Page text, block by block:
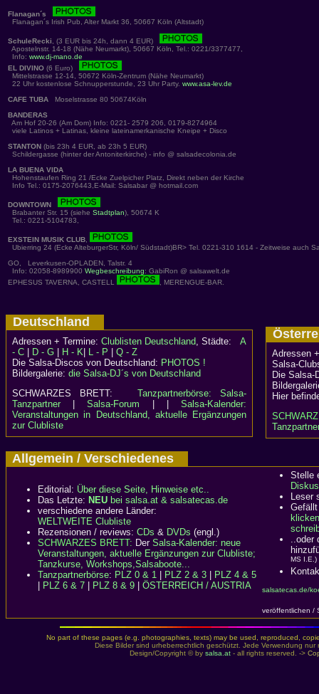
Flanagan´s
Flanagan´s Irish Pub, Alter Markt 36, 50667 Köln (Altstadt)
SchuleRecki, (3 EUR bis 24h, dann 4 EUR)
Apostelnstr. 14-18 (Nähe Neumarkt), 50667 Köln, Tel.: 0221/3377477,
Info: www.dj-mano.de
EL DIVINO (6 Euro)
Mittelstrasse 12-14, 50672 Köln-Zentrum (Nähe Neumarkt)
22 Uhr kostenlose Schnupperstunde, 23 Uhr Party. www.asa-lev.de
CAFE TUBA Moselstrasse 80 50674Köln
BANDERAS
Am Hof 20-26 (Am Dom) Info: 0221- 2579 206, 0179-8274964
viele Latinos + Latinas, kleine lateinamerkanische Kneipe + Disco
STANTON (bis 23h 4 EUR, ab 23h 5 EUR)
Schildergasse (hinter der Antoniterkirche) - info @ salsadecolonia.de
LA BUENA VIDA
Hohenstaufen Ring 21 /Ecke Zuelpicher Platz, Direkt neben der Kirche
Info Tel.: 0175-2076443,E-Mail: Salsabar @ hotmail.com
DOWNTOWN
Brabanter Str. 15 (siehe Stadtplan), 50674 K
Tel.: 0221-5104783,
EXSTEIN MUSIK CLUB,
Ubierring 24 (Ecke AlteburgerStr, Köln/ Südstadt)BR> Tel. 0221-310 1614 - Zeitweise auch
GO, Leverkusen-OPLADEN, Talstr. 4
Info: 02058-8989900 Wegbeschreibung: GabiRon @ salsawelt.de
EPHESUS TAVERNA, CASTELL
, MERENGUE-BAR.
Deutschland
Adressen + Termine: Clublisten Deutschland, Städte: A
- C
D - G H - K L - P
Q - Z
Die Salsa-Discos von Deutschland: PHOTOS !
Bildergalerie: die Salsa-DJ´s von Deutschland
SCHWARZES BRETT:Tanzpartnerbörse: Salsa-
Tanzpartner|Salsa-Forum | |Salsa-Kalender:
Veranstaltungen in Deutschland, aktuelle Ergänzungen
zur Clubliste
Adressen
Salsa-
Die
Hier
Allgemein / Verschiedenes
Editorial: Über diese Seite, Hinweise etc..
Das Letzte: NEU bei salsa.at & salsatecas.de
verschiedene andere Länder:
WELTWEITE Clubliste
Rezensionen / reviews: CDs & DVDs (engl.)
SCHWARZES BRETT: Der Salsa-Kalender: neue
Veranstaltungen, aktuelle Ergänzungen zur Clubliste;
Tanzkurse, Workshops,Salsaboote...
Tanzpartnerbörse: PLZ 0 & 1 PLZ 2 & 3
PLZ 4 & 5
PLZ 6 & 7 PLZ 8 & 9 ÖSTERREICH / AUSTRIA
Stelle
Leser
klicken
..oder
MS I.E.)
salsatecas.de/
veröffentlichen /
No part of these pages (e.g. photographies, texts) may be used, reproduced,
Diese Bilder sind urheberrechtlich geschützt. Jede Verwendung
Design/Copyright © by salsa.at - all rights reserved. ->